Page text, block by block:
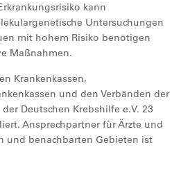
kann
Untersuchungen
mit hohem Risiko benötigen
Maßnahmen.
Krankenkassen,
und den Verbänden der
Deutschen Krebshilfe e.V. 23
Ansprechpartner für Ärzte und
und benachbarten Gebieten ist